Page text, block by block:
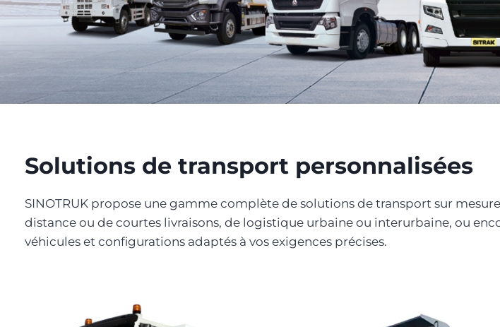
Solutions de transport personnalisées
SINOTRUK propose une gamme complète de solutions de transport sur
distance ou de courtes livraisons, de logistique urbaine ou interurbaine, ou
véhicules et configurations adaptés à vos exigences précises.